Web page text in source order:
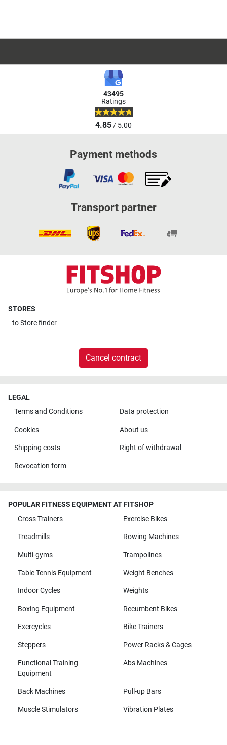
43495
Ratings
4.85/ 5.00
Payment methods
Transport partner
STORES
toStore finder
Cancel contract
LEGAL
Terms and Conditions
Data protection
Cookies About us
Shipping costs Right of withdrawal
Revocation form
POPULAR FITNESS EQUIPMENT AT FITSHOP
Cross Trainers
Exercise Bikes
Treadmills Rowing Machines
Multi-gyms Trampolines
Table Tennis Equipment Weight Benches
Indoor Cycles Weights
Boxing Equipment Recumbent Bikes
Exercycles Bike Trainers
Steppers Power Racks & Cages
Functional Training
Equipment
Abs Machines
Back Machines Pull-up Bars
Muscle Stimulators Vibration Plates